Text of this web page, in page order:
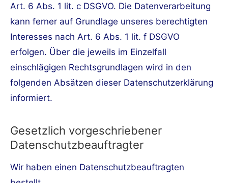
Art. 6 Abs. 1 lit. c DSGVO. Die Datenverarbeitung
kann ferner auf Grundlage unseres berechtigten
Interesses nach Art. 6 Abs. 1 lit. f DSGVO
erfolgen. Über die jeweils im Einzelfall
einschlägigen Rechtsgrundlagen wird in den
folgenden Absätzen dieser Datenschutzerklärung
informiert.
Gesetzlich vorgeschriebener
Datenschutzbeauftragter
Wir haben einen Datenschutzbeauftragten